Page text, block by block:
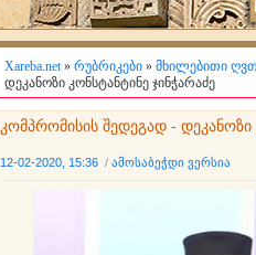
Xareba.net» რუბრიკები » მხილებითი
დეკანოზი კონსტანტინე ჯინჭარაძე
კომპრომისის შედეგად - დეკანოზი
12-02-2020, 15:36 / ამოსაბეჭდი ვერსია